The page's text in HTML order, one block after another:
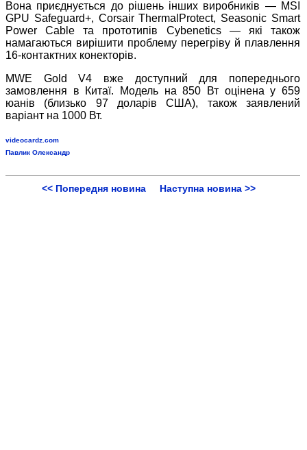
Вона приєднується до рішень інших виробників — MSI
GPU Safeguard+, Corsair ThermalProtect, Seasonic Smart
Power Cable та прототипів Cybenetics — які також
намагаються вирішити проблему перегріву й плавлення
16‑контактних конекторів.
MWE Gold V4 вже доступний для попереднього
замовлення в Китаї. Модель на 850 Вт оцінена у 659
юанів (близько 97 доларів США), також заявлений
варіант на 1000 Вт.
videocardz.com
Павлик Олександр
<< Попередня новина Наступна новина >>